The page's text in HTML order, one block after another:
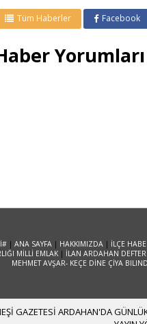
Tüm Haberler Facebook
Yorumları
|ANA SAYFA | HAKKIMIZDA | İLÇE
MİLLİ EMLAK | İLAN ARDAHAN
MEHMET AVŞAR- KEÇE DİNE ÇİYA
GAZETESİ ARDAHAN'DA